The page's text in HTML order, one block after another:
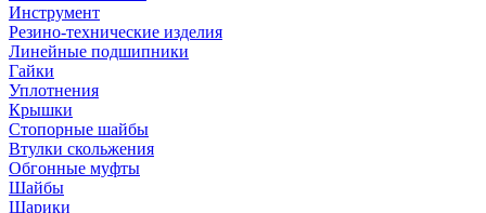
Инструмент
Резино-технические изделия
Линейные подшипники
Гайки
Уплотнения
Крышки
Стопорные шайбы
Втулки скольжения
Обгонные муфты
Шайбы
Шарики